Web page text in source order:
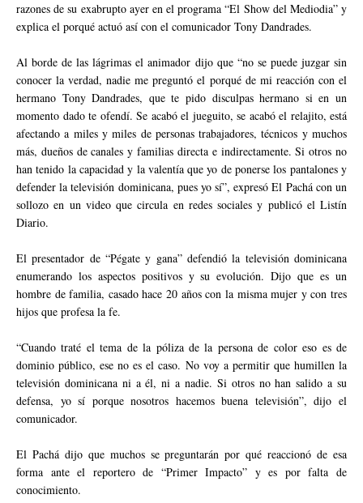
razones de su exabrupto ayer en el programa “El Show del Mediodia” y
explica el porqué actuó así con el comunicador Tony Dandrades.
Al borde de las lágrimas el animador dijo que “no se puede juzgar sin
conocer la verdad, nadie me preguntó el porqué de mi reacción con el
hermano Tony Dandrades, que te pido disculpas hermano si en un
momento dado te ofendí. Se acabó el jueguito, se acabó el relajito, está
afectando a miles y miles de personas trabajadores, técnicos y muchos
más, dueños de canales y familias directa e indirectamente. Si otros no
han tenido la capacidad y la valentía que yo de ponerse los pantalones y
defender la televisión dominicana, pues yo sí”, expresó El Pachá con un
sollozo en un video que circula en redes sociales y publicó el Listín
Diario.
El presentador de “Pégate y gana” defendió la televisión dominicana
enumerando los aspectos positivos y su evolución. Dijo que es un
hombre de familia, casado hace 20 años con la misma mujer y con tres
hijos que profesa la fe.
“Cuando traté el tema de la póliza de la persona de color eso es de
dominio público, ese no es el caso. No voy a permitir que humillen la
televisión dominicana ni a él, ni a nadie. Si otros no han salido a su
defensa, yo sí porque nosotros hacemos buena televisión”, dijo el
comunicador.
El Pachá dijo que muchos se preguntarán por qué reaccionó de esa
forma ante el reportero de “Primer Impacto” y es por falta de
conocimiento.